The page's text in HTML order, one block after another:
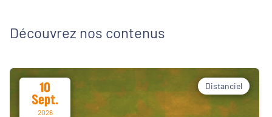
Découvrez nos contenus
10
Sept.
2026
Distanciel